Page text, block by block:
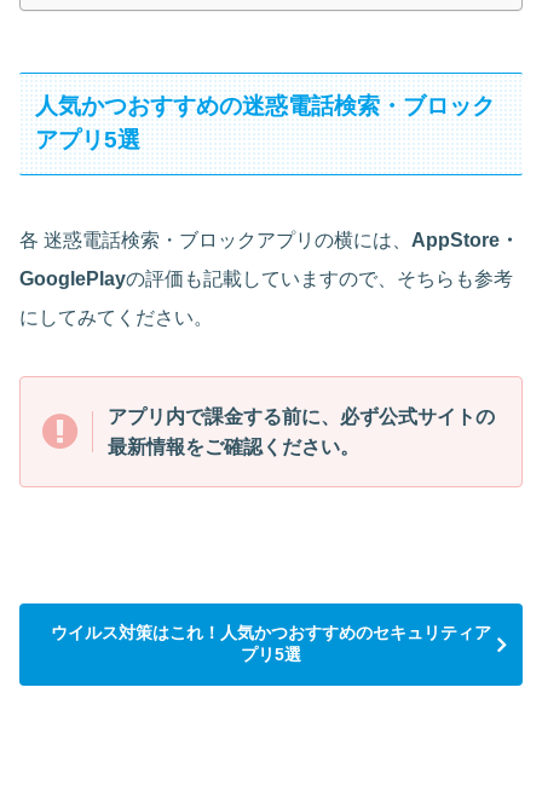
人気かつおすすめの迷惑電話検索・ブロック
アプリ5選
各 迷惑電話検索・ブロックアプリの横には、 AppStore・
GooglePlayの評価も記載していますので、そちらも参考
にしてみてください。
アプリ内で課金する前に、必ず公式サイトの
最新情報をご確認ください。
ウイルス対策はこれ！人気かつおすすめのセキュリティア
プリ5選